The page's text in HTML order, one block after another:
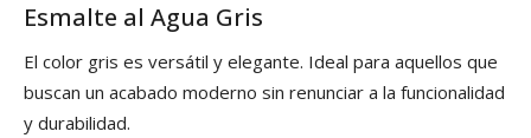
Esmalte al Agua Gris
El color gris es versátil y elegante. Ideal para aquellos que
buscan un acabado moderno sin renunciar a la funcionalidad
y durabilidad.